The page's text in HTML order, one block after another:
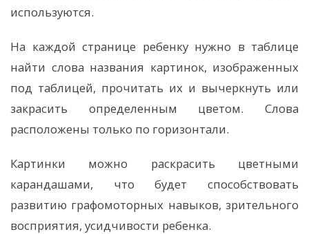
используются.
На каждой странице ребенку нужно в таблице
найти слова названия картинок, изображенных
под таблицей, прочитать их и вычеркнуть или
закрасить определенным цветом. Слова
расположены только по горизонтали.
Картинки можно раскрасить цветными
карандашами, что будет способствовать
развитию графомоторных навыков, зрительного
восприятия, усидчивости ребенка.